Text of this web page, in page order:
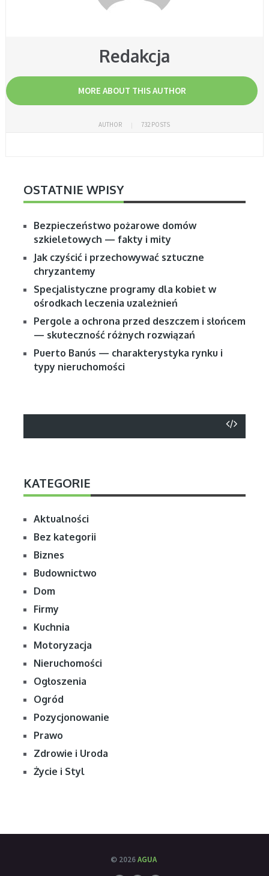
Redakcja
MORE ABOUT THIS AUTHOR
AUTHOR 732 POSTS
OSTATNIE WPISY
Bezpieczeństwo pożarowe domów
szkieletowych — fakty i mity
Jak czyścić i przechowywać sztuczne
chryzantemy
Specjalistyczne programy dla kobiet w
ośrodkach leczenia uzależnień
Pergole a ochrona przed deszczem i słońcem
— skuteczność różnych rozwiązań
Puerto Banús — charakterystyka rynku i
typy nieruchomości
KATEGORIE
Aktualności
Bez kategorii
Biznes
Budownictwo
Dom
Firmy
Kuchnia
Motoryzacja
Nieruchomości
Ogłoszenia
Ogród
Pozycjonowanie
Prawo
Zdrowie i Uroda
Życie i Styl
© 2026AGUA